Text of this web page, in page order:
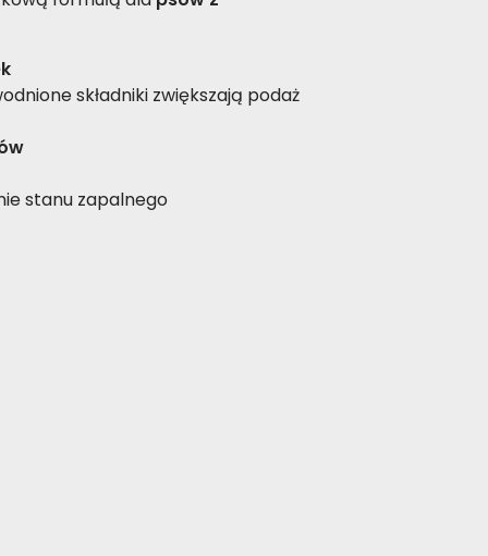
składniki zwiększają podaż
stanu zapalnego